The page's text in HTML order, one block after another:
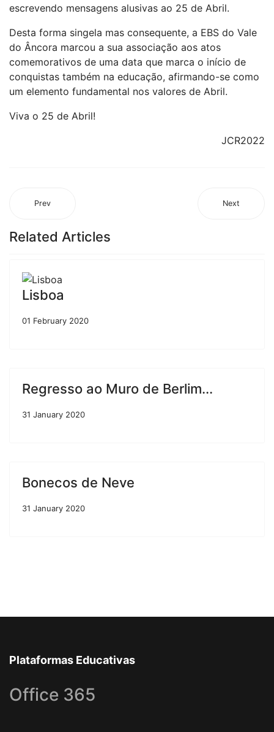
escrevendo mensagens alusivas ao 25 de Abril.
Desta forma singela mas consequente, a EBS do Vale
do Âncora marcou a sua associação aos atos
comemorativos de uma data que marca o início de
conquistas também na educação, afirmando-se como
um elemento fundamental nos valores de Abril.
Viva o 25 de Abril!
JCR2022
Prev Next
Related Articles
Lisboa
01 February 2020
Regresso ao Muro de Berlim...
31 January 2020
Bonecos de Neve
31 January 2020
Plataformas Educativas
Office 365